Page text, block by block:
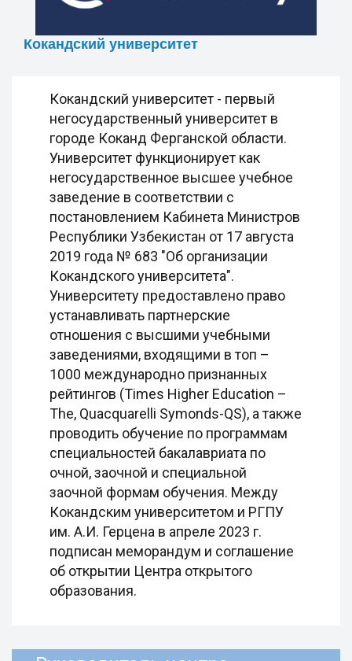
Кокандский университет
Кокандский университет - первый
негосударственный университет в
городе Коканд Ферганской области.
Университет функционирует как
негосударственное высшее учебное
заведение в соответствии с
постановлением Кабинета Министров
Республики Узбекистан от 17 августа
2019 года № 683 "Об организации
Кокандского университета".
Университету предоставлено право
устанавливать партнерские
отношения с высшими учебными
заведениями, входящими в топ –
1000 международно признанных
рейтингов (Times Higher Education –
The, Quacquarelli Symonds-QS), а также
проводить обучение по программам
специальностей бакалавриата по
очной, заочной и специальной
заочной формам обучения. Между
Кокандским университетом и РГПУ
им. А.И. Герцена в апреле 2023 г.
подписан меморандум и соглашение
об открытии Центра открытого
образования.